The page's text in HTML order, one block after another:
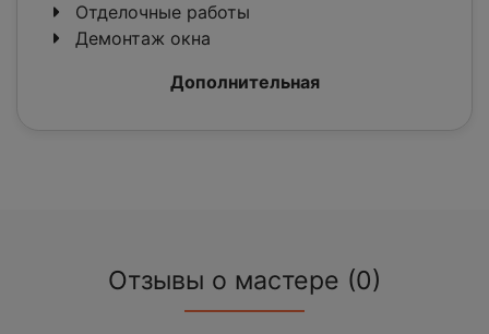
Отделочные работы
Демонтаж окна
Дополнительная
Отзывы о мастере (0)